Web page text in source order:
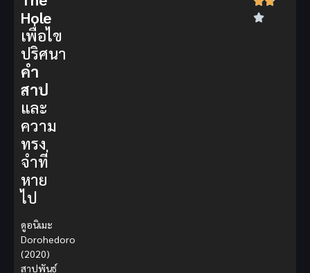
Hole
เพื่อไข
ปริศนา
คำ
สาป
และ
ความ
ทรง
จำที่
หาย
ไป
ดูอนิเมะ
Dorohedoro
(2020)
สาปพันธุ์